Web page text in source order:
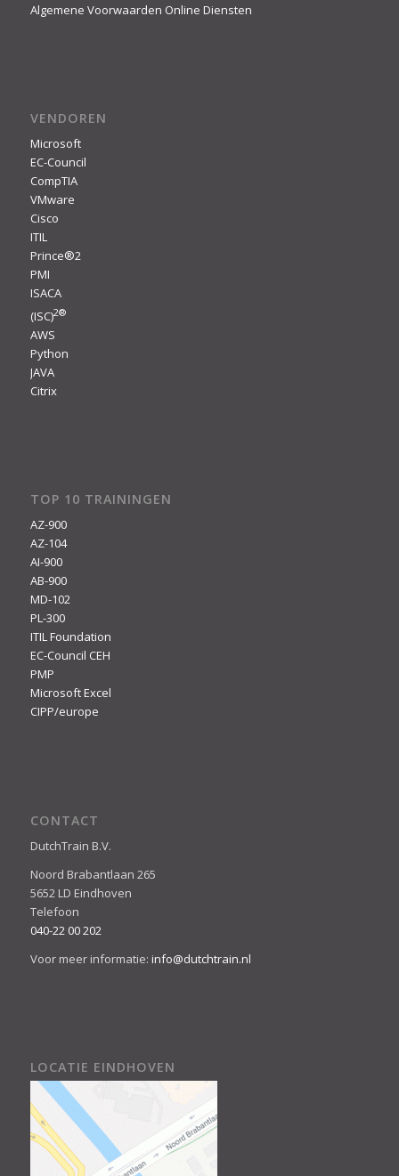
Algemene Voorwaarden Online Diensten
VENDOREN
Microsoft
EC-Council
CompTIA
VMware
Cisco
ITIL
Prince®2
PMI
ISACA
(ISC)2®
AWS
Python
JAVA
Citrix
TOP 10 TRAININGEN
AZ-900
AZ-104
AI-900
AB-900
MD-102
PL-300
ITIL Foundation
EC-Council CEH
PMP
Microsoft Excel
CIPP/europe
CONTACT
DutchTrain B.V.
Noord Brabantlaan 265
5652 LD Eindhoven
Telefoon
040-22 00 202
Voor meer informatie: info@dutchtrain.nl
LOCATIE EINDHOVEN